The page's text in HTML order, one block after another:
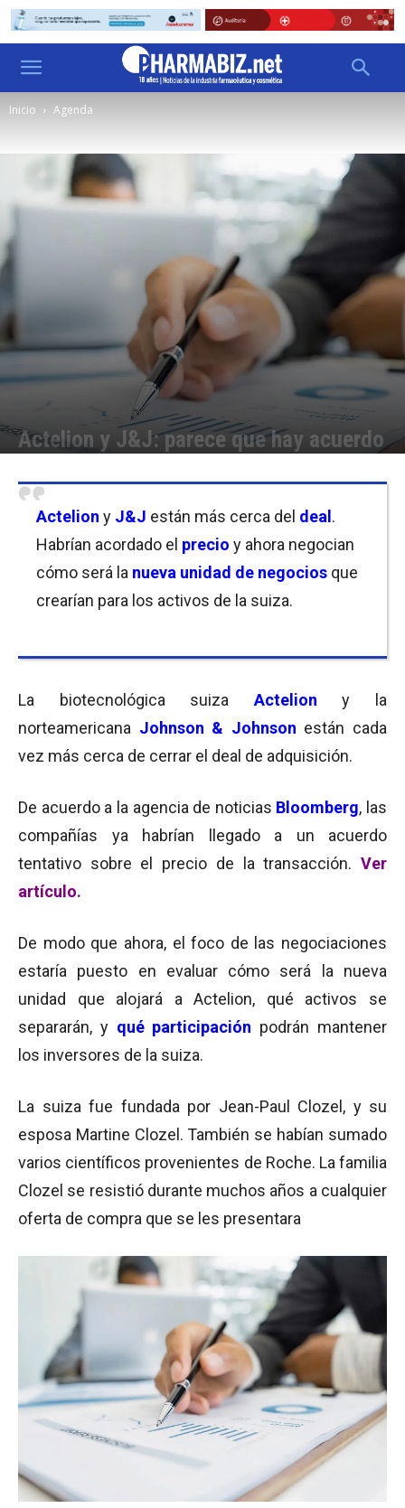
Inicio Agenda
Actelion y J&J: parece que hay acuerdo
Actelion y J&J están más cerca del deal .
Habrían acordado el precio y ahora negocian
cómo será la nueva unidad de negocios que
crearían para los activos de la suiza.
La biotecnológica suiza Actelion
y la
norteamericana Johnson & Johnson están cada
vez más cerca de cerrar el deal de adquisición.
De acuerdo a la agencia de noticias Bloomberg, las
compañías ya habrían llegado a un acuerdo
tentativo sobre el precio de la transacción. Ver
artículo.
De modo que ahora, el foco de las negociaciones
estaría puesto en evaluar cómo será la nueva
unidad que alojará a Actelion, qué activos se
separarán, y qué participación podrán mantener
los inversores de la suiza.
La suiza fue fundada por Jean-Paul Clozel, y su
esposa Martine Clozel. También se habían sumado
varios científicos provenientes de Roche. La familia
Clozel se resistió durante muchos años a cualquier
oferta de compra que se les presentara